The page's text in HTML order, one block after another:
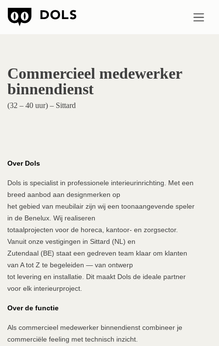
Commercieel medewerker
binnendienst
(32 – 40 uur) – Sittard
Over Dols
Dols is specialist in professionele interieurinrichting. Met een
breed aanbod aan designmerken op
het gebied van meubilair zijn wij een toonaangevende speler
in de Benelux. Wij realiseren
totaalprojecten voor de horeca, kantoor- en zorgsector.
Vanuit onze vestigingen in Sittard (NL) en
Zutendaal (BE) staat een gedreven team klaar om klanten
van A tot Z te begeleiden — van ontwerp
tot levering en installatie. Dit maakt Dols de ideale partner
voor elk interieurproject.
Over de functie
Als commercieel medewerker binnendienst combineer je
commerciële feeling met technisch inzicht.